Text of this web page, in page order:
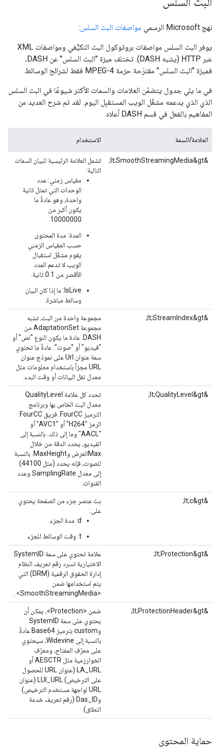
نهج Microsoft الرسمي مواصفات البث السلس:
يوفر البث السلس مواصفات بروتوكول البث التكيُّفي ومواصفات XML
عبر HTTP (يشبه DASH). تختلف ميزة "البث السلس" عن DASH،
فميزة "البث السلس" مقترَحة حزمة MPEG-4 فقط لشرائح الوسائط.
في ما يلي جدول يتضمّن العلامات والسمات الأكثر شيوعًا في البث السلس
الذي الذي يدعمه مشغّل الويب المستقبِل اليوم. لقد تم شرح العديد من
المفاهيم بالفعل في قسم DASH أعلاه.
العلامة/السمة الاستخدام
&lt;SmoothStreamingMedia&gt;
تشمل العلامة الرئيسية للبيان السمات
التالية:
مقياس زمني: عدد
الوحدات التي تمثل ثانية
واحدة، وهو عادةً ما
يكون أكبر من
10000000.
المدة: مدة المحتوى
حسب المقياس الزمني
يقوم مشغّل استقبال
الويب لا تدعم المدد
الأقصر من 0.1 ثانية.
IsLive: ما إذا كان البيان
وسائط مباشرة.
&lt;StreamIndex&gt;
مجموعة واحدة من البث، تشبه
مجموعة AdaptationSet من
DASH. عادة ما يكون النوع "نص" أو
"فيديو" أو "صوت". عادةً ما تحتوي
سمة عنوان Url على نموذج عنوان
URL مجزأ باستخدام معلومات مثل
معدل نقل البيانات أو وقت البدء.
&lt;QualityLevel&gt;
تحدد كل علامة QualityLevel
معدل البت الخاص بها وبرنامج
الترميز FourCC. فريق FourCC
الرمز "H264" أو "AVC1" أو
"AACL" وما إلى ذلك. بالنسبة إلى
الفيديو، يحدد الدقة من خلال
Maxالعرض وMaxHeight. بالنسبة
للصوت، فإنه يحدد (مثل 44100)
إلى معدل SamplingRate وعدد
القنوات.
&lt;c&gt;
بث عنصر جزء من الصفحة يحتوي
على:
d: مدة الجزء.
t: وقت الوسائط للجزء
&lt;Protection&gt;
علامة تحتوي على سمة SystemID
الاختيارية تسرد رقم تعريف النظام
إدارة الحقوق الرقمية (DRM) التي
يتم استخدامها ضمن
<SmoothStreamingMedia> .
&lt;ProtectionHeader&gt;
ضمن <Protection>، يمكن أن
يحتوي على سمة SystemID
وcustom بترميز Base64 عادةً.
بالنسبة إلى Widevine، سيحتوي
على معرّف المفتاح، ومعرّف
الخوارزمية مثل AESCTR أو
LA_URL (عنوان URL للحصول
على الترخيص) LUI_URL (عنوان
URL لواجهة مستخدم الترخيص)
وDas_ID (رقم تعريف خدمة
النطاق).
حماية المحتوى